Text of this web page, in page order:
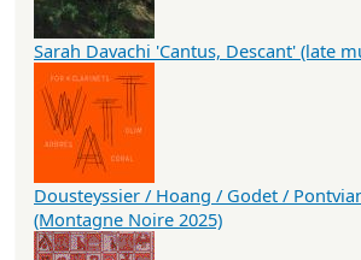
Sarah Davachi 'Cantus, Descant' (late
Dousteyssier / Hoang / Godet /
(Montagne Noire 2025)